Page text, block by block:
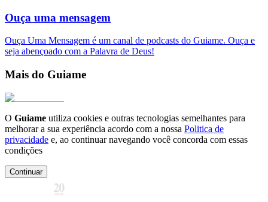
Ouça uma mensagem
Ouça Uma Mensagem é um canal de podcasts do Guiame. Ouça e
seja abençoado com a Palavra de Deus!
Mais do Guiame
O Guiame utiliza cookies e outras tecnologias semelhantes para
melhorar a sua experiência acordo com a nossa Politica de
privacidade e, ao continuar navegando você concorda com essas
condições
Continuar